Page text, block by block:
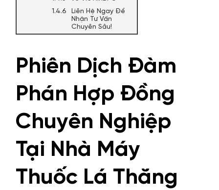
Liên Hệ Ngay Để
Nhận Tư Vấn
Chuyên Sâu!
Phiên Dịch Đàm
Phán Hợp Đồng
Chuyên Nghiệp
Tại Nhà Máy
Thuốc Lá Thăng